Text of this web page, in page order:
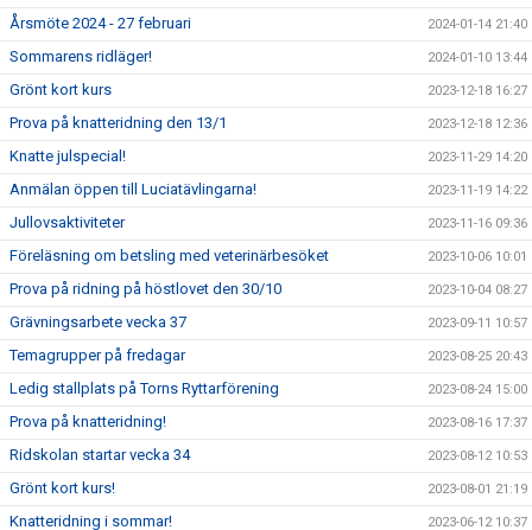
Årsmöte 2024 - 27 februari 2024-01-14 21:40
Sommarens ridläger! 2024-01-10 13:44
Grönt kort kurs 2023-12-18 16:27
Prova på knatteridning den 13/1 2023-12-18 12:36
Knatte julspecial! 2023-11-29 14:20
Anmälan öppen till Luciatävlingarna! 2023-11-19 14:22
Jullovsaktiviteter 2023-11-16 09:36
Föreläsning om betsling med veterinärbesöket 2023-10-06 10:01
Prova på ridning på höstlovet den 30/10 2023-10-04 08:27
Grävningsarbete vecka 37 2023-09-11 10:57
Temagrupper på fredagar 2023-08-25 20:43
Ledig stallplats på Torns Ryttarförening 2023-08-24 15:00
Prova på knatteridning! 2023-08-16 17:37
Ridskolan startar vecka 34 2023-08-12 10:53
Grönt kort kurs! 2023-08-01 21:19
Knatteridning i sommar! 2023-06-12 10:37